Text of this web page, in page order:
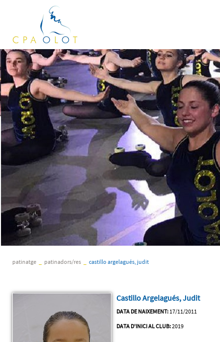
patinatge patinadors/res castillo argelagués, judit
Castillo Argelagués, Judit
DATA DE NAIXEMENT: 17/11/2011
DATA D'INICI AL CLUB:2019